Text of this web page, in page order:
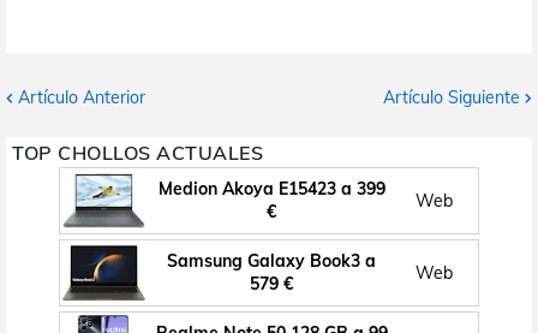
Artículo Anterior Artículo Siguiente
TOP CHOLLOS ACTUALES
Medion Akoya E15423 a 399
€
Web
Samsung Galaxy Book3 a
579 €
Web